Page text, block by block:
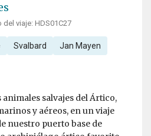
del viaje: HDS01C27
Svalbard Jan Mayen
salvajes del Ártico,
y aéreos, en un viaje
nuestro puerto base de